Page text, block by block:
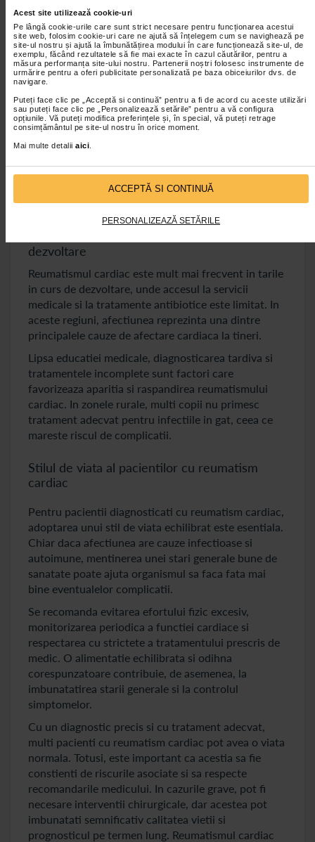
Acest site utilizează cookie-uri
Pe lângă cookie-urile care sunt strict necesare pentru funcționarea acestui
site web, folosim cookie-uri care ne ajută să înțelegem cum se navighează pe
site-ul nostru și ajută la îmbunătățirea modului în care funcționează site-ul, de
exemplu, făcând rezultatele să fie mai exacte în cazul căutărilor, pentru a
măsura performanța site-ului nostru. Partenerii noștri folosesc instrumente de
urmărire pentru a oferi publicitate personalizată pe baza obiceiurilor dvs. de
navigare.
Puteți face clic pe „Acceptă si continuă” pentru a fi de acord cu aceste utilizări
sau puteți face clic pe „Personalizează setările” pentru a vă configura
opțiunile. Vă puteți modifica preferințele și, în special, vă puteți retrage
consimțământul pe site-ul nostru în orice moment.
Mai multe detalii aici
ACCEPTĂ SI CONTINUĂ
PERSONALIZEAZĂ SETĂRILE
Pentru pacientii care au fost diagnosticati cu
reumatism cardiac, prevenirea unei noi infectii
streptococice este extrem de importanta. De aceea,
se recomanda administrarea periodica de antibiotice
injectabile, de obicei penicilina G, la intervale
regulate.
Aceasta profilaxie este cruciala pentru a evita
agravarea afectiunii si aparitia unor noi leziuni
valvulare. Durata profilaxiei depinde de severitatea
bolii si de varsta pacientului, dar poate continua
chiar si timp de 10 ani sau mai mult in anumite
dezvoltare
Reumatismul cardiac este mult mai frecvent in tarile
in curs de dezvoltare, unde accesul la servicii
medicale si la tratamente antibiotice este limitat. In
aceste regiuni, afectiunea reprezinta una dintre
principalele cauze de afectare cardiaca la tineri.
Lipsa educatiei medicale, diagnosticarea tardiva si
tratamentele incomplete sunt factori care
favorizeaza aparitia si raspandirea reumatismului
cardiac. In zonele rurale, multi copii nu primesc
tratament adecvat pentru infectiile in gat, ceea ce
mareste riscul de complicatii.
Stilul de viata al pacientilor cu reumatism
cardiac
Pentru pacientii diagnosticati cu reumatism cardiac,
adoptarea unui stil de viata echilibrat este esentiala.
Chiar daca afectiunea are cauze infectioase si
autoimune, mentinerea unei stari generale bune de
sanatate poate ajuta organismul sa faca fata mai
bine eventualelor complicatii.
Se recomanda evitarea efortului fizic excesiv,
monitorizarea periodica a functiei cardiace si
respectarea cu strictete a tratamentului prescris de
medic. O alimentatie echilibrata si odihna
corespunzatoare contribuie, de asemenea, la
imbunatatirea starii generale si la controlul
simptomelor.
Cu un diagnostic precis si cu tratament adecvat,
multi pacienti cu reumatism cardiac pot avea o viata
normala. Totusi, este important ca acestia sa fie
constienti de riscurile asociate si sa respecte
recomandarile medicului. In cazurile grave, pot fi
necesare interventii chirurgicale, dar acestea pot
imbunatati semnificativ calitatea vietii si
prognosticul pe termen lung. Reumatismul cardiac